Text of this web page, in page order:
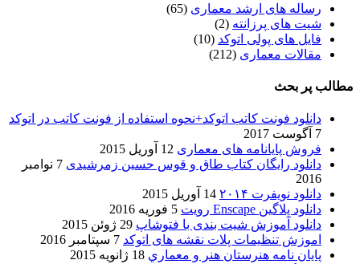
رساله های ارشد معماری (65)
شیت های پرزانته (2)
فایل های پولی اتوکد (10)
مقالات معماری (212)
مطالب پر بحث
دانلود فونت کاتب اتوکد+نحوه استفاده از فونت کاتب در اتوکد
7 آگوست 2017
فروش پایانامه های معماری 12 آوریل 2015
دانلود رایگان کتاب طاق و قوس حسین زمرشیدی
7 نوامبر
2016
دانلود نویفرت ۲۰۱۴
14 آوریل 2015
دانلود پلاگین Enscape رویت
5 فوریه 2016
دانلود آموزش شیت بندی با فتوشاپ 29 ژوئن 2015
اموزش تنظیمات پلات نقشه های اتوکد 7 سپتامبر 2016
پایان نامه هنرستان هنر و معماري 18 ژانویه 2015